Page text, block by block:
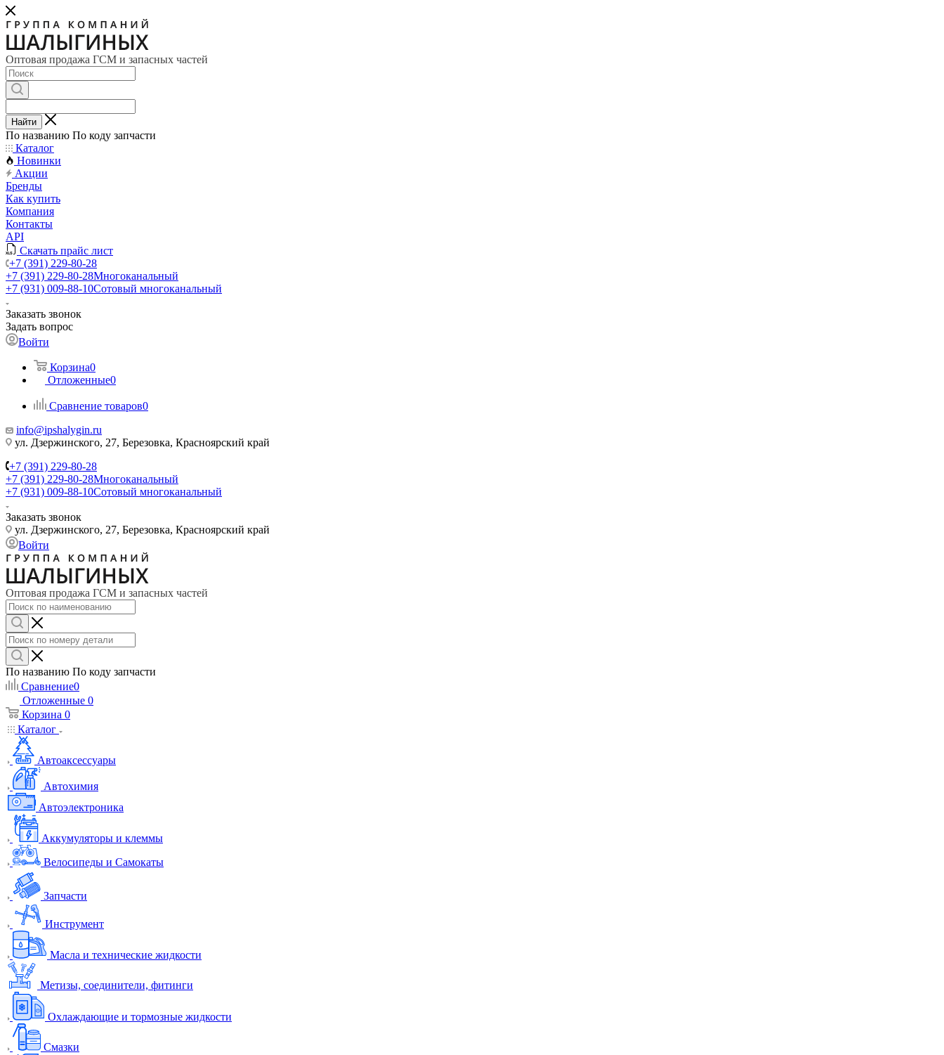
Оптовая продажа ГСМ и запасных частей
Найти
По названию По коду запчасти
Каталог
Новинки
Акции
Бренды
Как купить
Компания
Контакты
API
Скачать прайс лист
+7 (391) 229-80-28
+7 (391) 229-80-28Многоканальный
+7 (931) 009-88-10Сотовый многоканальный
Заказать звонок
Задать вопрос
Войти
Корзина0
Отложенные0
Сравнение товаров0
info@ipshalygin.ru
ул. Дзержинского, 27, Березовка, Красноярский край
+7 (391) 229-80-28
+7 (391) 229-80-28Многоканальный
+7 (931) 009-88-10Сотовый многоканальный
Заказать звонок
ул. Дзержинского, 27, Березовка, Красноярский край
Войти
Оптовая продажа ГСМ и запасных частей
По названию По коду запчасти
Сравнение0
Отложенные 0
Корзина 0
Каталог
Автоаксессуары
Автохимия
Автоэлектроника
Аккумуляторы и клеммы
Велосипеды и Самокаты
Запчасти
Инструмент
Масла и технические жидкости
Метизы, соединители, фитинги
Охлаждающие и тормозные жидкости
Смазки